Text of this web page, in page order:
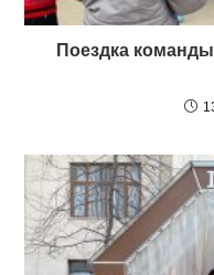
Поездка